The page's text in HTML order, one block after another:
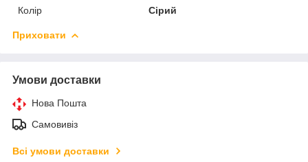
Колір
Сірий
Приховати
Умови доставки
Нова Пошта
Самовивіз
Всі умови доставки